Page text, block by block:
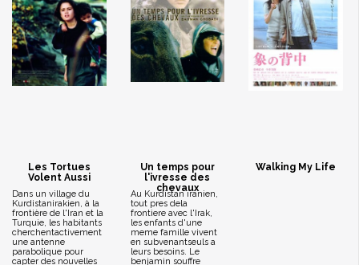
Les Tortues
Volent Aussi
Dans un village du
Kurdistanirakien, à la
frontière de l'Iran et la
Turquie, les habitants
cherchentactivement
une antenne
parabolique pour
capter des nouvelles
Un temps pour
l'ivresse des
chevaux
Au Kurdistan iranien,
tout pres dela
frontiere avec l'Irak,
les enfants d'une
meme famille vivent
en subvenantseuls a
leurs besoins. Le
benjamin souffre
Walking My Life